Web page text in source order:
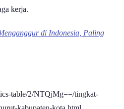
dalam angkatan kerja.
mengurus rumah tangga, atau tidak